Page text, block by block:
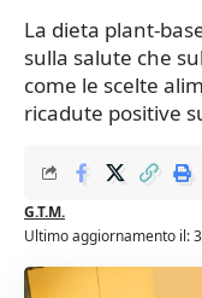
La dieta plant-
sulla salute che
come le scelte
ricadute positive
Ultimo aggiornamento il:
G.T.M.